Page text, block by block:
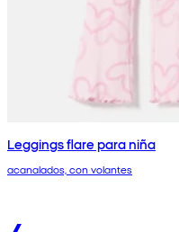
Leggings flare para niña
acanalados, con volantes